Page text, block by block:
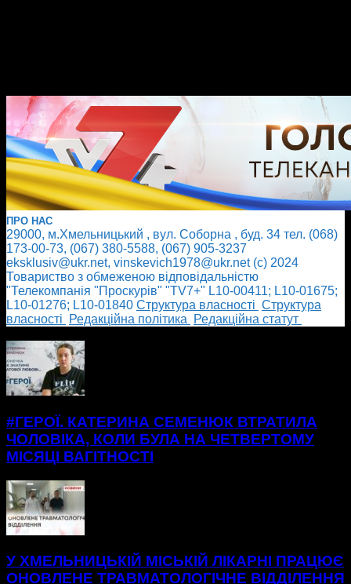
ПРО НАС
29000, м.Хмельницький , вул. Соборна , буд. 34 тел. (068)
173-00-73, (067) 380-5588, (067) 905-3237
eksklusiv@ukr.net, vinskevich1978@ukr.net (с) 2024
Товариство з обмеженою відповідальністю
"Телекомпанія "Проскурів" "TV7+" L10-00411; L10-01675;
L10-01276; L10-01840 Cтруктура власності Cтруктура
власності
Редакційна політика
Редакційна статут
#ГЕРОЇ. КАТЕРИНА СЕМЕНЮК ВТРАТИЛА
ЧОЛОВІКА, КОЛИ БУЛА НА ЧЕТВЕРТОМУ
МІСЯЦІ ВАГІТНОСТІ
У ХМЕЛЬНИЦЬКІЙ МІСЬКІЙ ЛІКАРНІ ПРАЦЮЄ
ОНОВЛЕНЕ ТРАВМАТОЛОГІЧНЕ ВІДДІЛЕННЯ